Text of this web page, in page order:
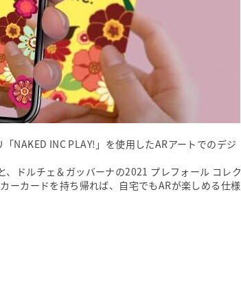
NAKED INC PLAY!」を使用したARアートでのデジ
ドルチェ＆ガッバーナの2021 プレフォール コレク
ーカードを持ち帰れば、自宅でもARが楽しめる仕様